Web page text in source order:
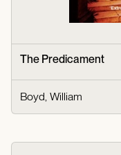
The Predicament
Boyd, William